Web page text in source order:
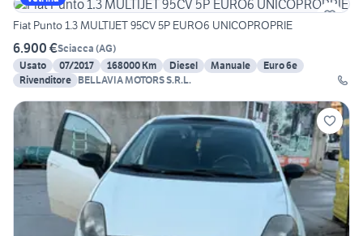
Fiat Punto 1.3 MULTIJET 95CV 5P EURO6 UNICOPROPRIE
6.900 €Sciacca (AG)
Usato
07/2017 168000 Km Diesel Manuale
Euro 6e
Rivenditore BELLAVIA MOTORS S.R.L.